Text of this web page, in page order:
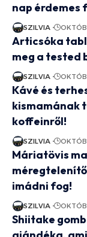
nap érdemes
SZILVIA
Articsóka
meg a tested
SZILVIA
Kávé és
kismamának
koffeinről!
SZILVIA
Máriatövis
imádni fog!
SZILVIA
Shiitake